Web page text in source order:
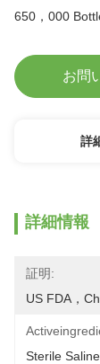
650，000
お問
詳
詳細情報
証明:
US FDA，
Sterile